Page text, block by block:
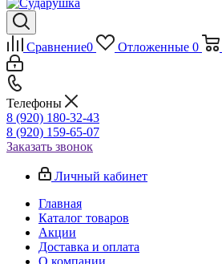
Сравнение0 Отложенные 0
Телефоны
8 (920) 180-32-43
8 (920) 159-65-07
Заказать звонок
Личный кабинет
Главная
Каталог товаров
Акции
Доставка и оплата
О компании